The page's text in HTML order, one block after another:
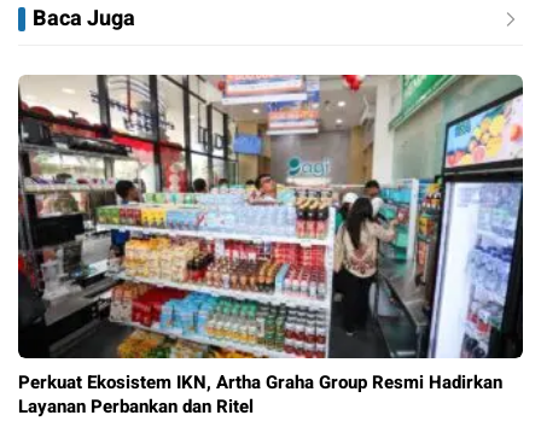
Baca Juga
Perkuat Ekosistem IKN, Artha Graha Group Resmi Hadirkan
Layanan Perbankan dan Ritel